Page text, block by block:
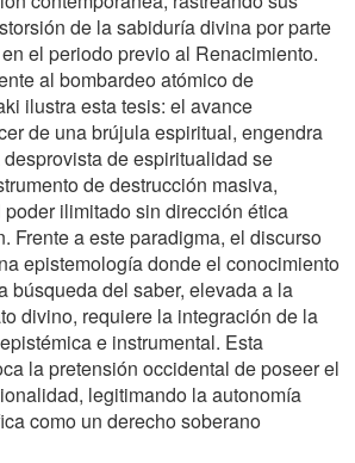
de la sabiduría divina por parte
el periodo previo al Renacimiento.
al bombardeo atómico de
ilustra esta tesis: el avance
de una brújula espiritual, engendra
de espiritualidad se
de destrucción masiva,
ilimitado sin dirección ética
Frente a este paradigma, el discurso
epistemología donde el conocimiento
búsqueda del saber, elevada a la
divino, requiere la integración de la
e instrumental. Esta
la pretensión occidental de poseer el
legitimando la autonomía
como un derecho soberano